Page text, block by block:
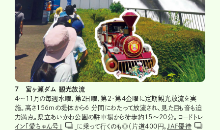
7 宮ヶ瀬ダム 観光放流
4～11月の毎週水曜、第2日曜、第2・第4金曜に定期観光放流を実
施。高さ156mの堤体から6 分間にわたって放流され、見た目も音も迫
力満点。県立あいかわ公園の駐車場から徒歩約15～20分。
ロードトレ
イン「愛ちゃん号」
に乗って行くのも◎（片道400円。
JAF優待